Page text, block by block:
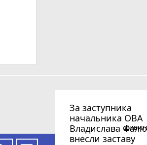
За заступника
начальника ОВА
Владислава
внесли заставу